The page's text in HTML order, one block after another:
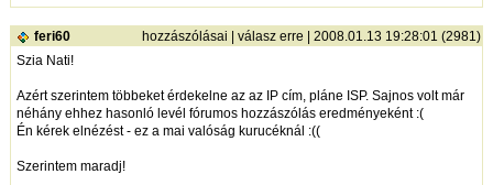
feri60 hozzászólásai válasz erre | 2008.01.13 19:28:01 (2981)
Szia Nati!
Azért szerintem többeket érdekelne az az IP cím, pláne ISP. Sajnos volt már
néhány ehhez hasonló levél fórumos hozzászólás eredményeként :(
Én kérek elnézést - ez a mai valóság kurucéknál :((
Szerintem maradj!